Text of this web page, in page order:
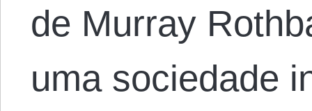
de Murray
uma sociedade